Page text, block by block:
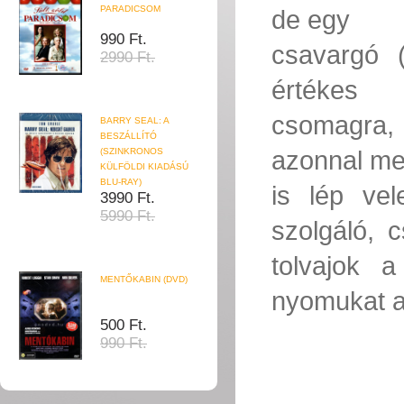
PARADICSOM
990 Ft.
2990 Ft.
BARRY SEAL: A
BESZÁLLÍTÓ
(SZINKRONOS
KÜLFÖLDI KIADÁSÚ
BLU-RAY)
3990 Ft.
5990 Ft.
MENTŐKABIN (DVD)
500 Ft.
990 Ft.
de egy
csavargó
értékes
azonnal
is lép
szolgáló,
tolvajok
nyomukat